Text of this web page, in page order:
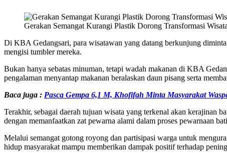
Gerakan Semangat Kurangi Plastik Dorong Transformasi
Di KBA Gedangsari, para wisatawan yang datang berkunjung
mengisi tumbler mereka.
Bukan hanya sebatas minuman, tetapi wadah makanan di KBA
pengalaman menyantap makanan beralaskan daun pisang serta
Baca juga : Pasca Gempa 6,1 M, Khofifah Minta Masyarakat
Terakhir, sebagai daerah tujuan wisata yang terkenal akan kerajinan
dengan memanfaatkan zat pewarna alami dalam proses pewarnaan
Melalui semangat gotong royong dan partisipasi warga untuk
hidup masyarakat mampu memberikan dampak positif terhadap